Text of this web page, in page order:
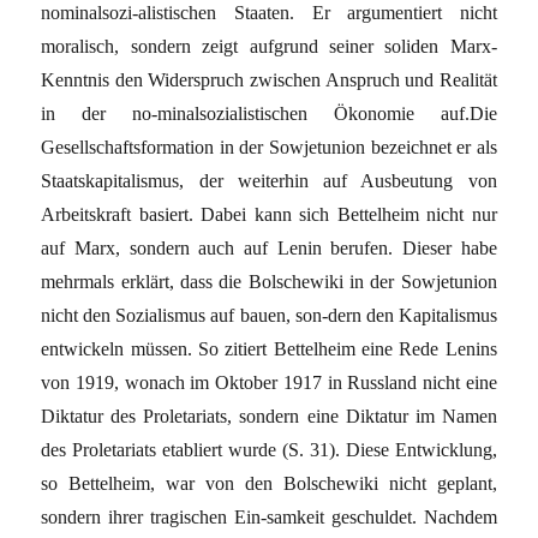
nominalsozi-alistischen Staaten. Er argumentiert nicht
moralisch, sondern zeigt aufgrund seiner soliden Marx-
Kenntnis den Widerspruch zwischen Anspruch und Realität
in der no-minalsozialistischen Ökonomie auf.Die
Gesellschaftsformation in der Sowjetunion bezeichnet er als
Staatskapitalismus, der weiterhin auf Ausbeutung von
Arbeitskraft basiert. Dabei kann sich Bettelheim nicht nur
auf Marx, sondern auch auf Lenin berufen. Dieser habe
mehrmals erklärt, dass die Bolschewiki in der Sowjetunion
nicht den Sozialismus auf bauen, son-dern den Kapitalismus
entwickeln müssen. So zitiert Bettelheim eine Rede Lenins
von 1919, wonach im Oktober 1917 in Russland nicht eine
Diktatur des Proletariats, sondern eine Diktatur im Namen
des Proletariats etabliert wurde (S. 31). Diese Entwicklung,
so Bettelheim, war von den Bolschewiki nicht geplant,
sondern ihrer tragischen Ein-samkeit geschuldet. Nachdem